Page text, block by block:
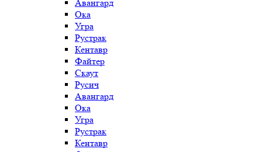
Авангард
Ока
Угра
Рустрак
Кентавр
Файтер
Скаут
Русич
Авангард
Ока
Угра
Рустрак
Кентавр